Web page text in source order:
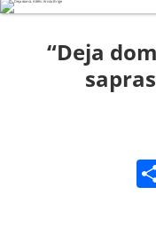
“Deja